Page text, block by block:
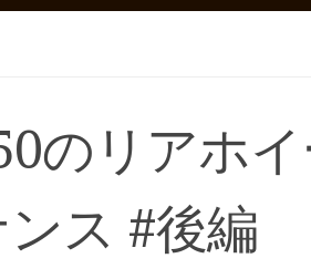
のリアホイ
ス #後編